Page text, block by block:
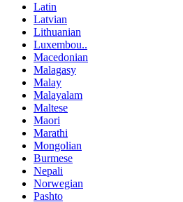
Latin
Latvian
Lithuanian
Luxembou..
Macedonian
Malagasy
Malay
Malayalam
Maltese
Maori
Marathi
Mongolian
Burmese
Nepali
Norwegian
Pashto